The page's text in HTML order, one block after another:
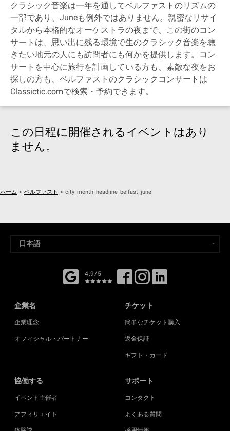
クラシック音楽は一年を通してベルファストのリズムの
一部であり、Juneも例外ではありません。親密なリサイ
タルから本格的なオーケストラの夜まで、この街のコン
サートは、思い出に残る環境で生のクラシック音楽を聴
きたい地元の人にも訪問者にも何かを提供します。コン
サートを中心に旅行を計画している方も、素敵な夜をお
探しの方も、ベルファストのクラシックコンサートは
Classictic.comで検索・予約できます。
この日程に開催されるイベントはあり
ません。
ホーム > ベルファスト > city_month_headline_belfast_june
4,9/5
企業名
企業理念
オフィシャル・パートナー
チケット
簡単なチケット購入
返金保証
ギフト・カード
協働する
イベント主催者
アフィリエイト
サポート
コンタクト
よくある質問